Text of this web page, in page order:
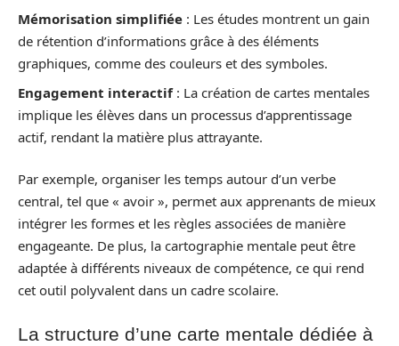
Mémorisation simplifiée : Les études montrent un gain
de rétention d’informations grâce à des éléments
graphiques, comme des couleurs et des symboles.
Engagement interactif: La création de cartes mentales
implique les élèves dans un processus d’apprentissage
actif, rendant la matière plus attrayante.
Par exemple, organiser les temps autour d’un verbe
central, tel que « avoir », permet aux apprenants de mieux
intégrer les formes et les règles associées de manière
engageante. De plus, la cartographie mentale peut être
adaptée à différents niveaux de compétence, ce qui rend
cet outil polyvalent dans un cadre scolaire.
La structure d’une carte mentale dédiée à